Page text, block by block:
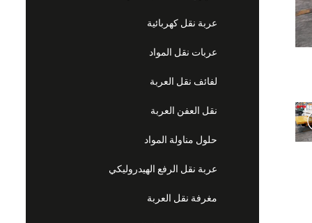
عربة نقل كهربائية
عربات نقل المواد
لفائف نقل العربة
نقل العفن العربة
حلول مناولة المواد
عربة نقل الرفع الهيدروليكي
مغرفة نقل العربة